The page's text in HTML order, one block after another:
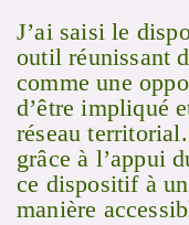
J’ai saisi le
outil réunissant
comme une
d’être impliqué
réseau
grâce à l’appui
ce dispositif à
manière